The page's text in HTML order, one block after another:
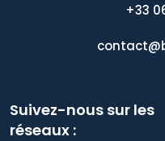
+33
Suivez-nous sur les
réseaux :